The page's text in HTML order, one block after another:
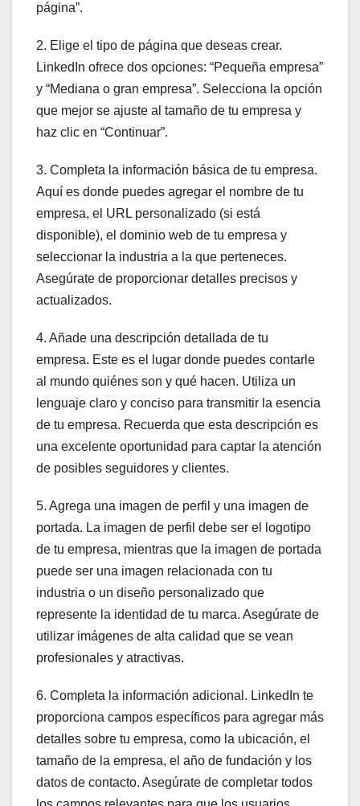
página”.
2. Elige el tipo de página que deseas crear.
LinkedIn ofrece dos opciones: “Pequeña empresa”
y “Mediana o gran empresa”. Selecciona la opción
que mejor se ajuste al tamaño de tu empresa y
haz clic en “Continuar”.
3. Completa la información básica de tu empresa.
Aquí es donde puedes agregar el nombre de tu
empresa, el URL personalizado (si está
disponible), el dominio web de tu empresa y
seleccionar la industria a la que perteneces.
Asegúrate de proporcionar detalles precisos y
actualizados.
4. Añade una descripción detallada de tu
empresa. Este es el lugar donde puedes contarle
al mundo quiénes son y qué hacen. Utiliza un
lenguaje claro y conciso para transmitir la esencia
de tu empresa. Recuerda que esta descripción es
una excelente oportunidad para captar la atención
de posibles seguidores y clientes.
5. Agrega una imagen de perfil y una imagen de
portada. La imagen de perfil debe ser el logotipo
de tu empresa, mientras que la imagen de portada
puede ser una imagen relacionada con tu
industria o un diseño personalizado que
represente la identidad de tu marca. Asegúrate de
utilizar imágenes de alta calidad que se vean
profesionales y atractivas.
6. Completa la información adicional. LinkedIn te
proporciona campos específicos para agregar más
detalles sobre tu empresa, como la ubicación, el
tamaño de la empresa, el año de fundación y los
datos de contacto. Asegúrate de completar todos